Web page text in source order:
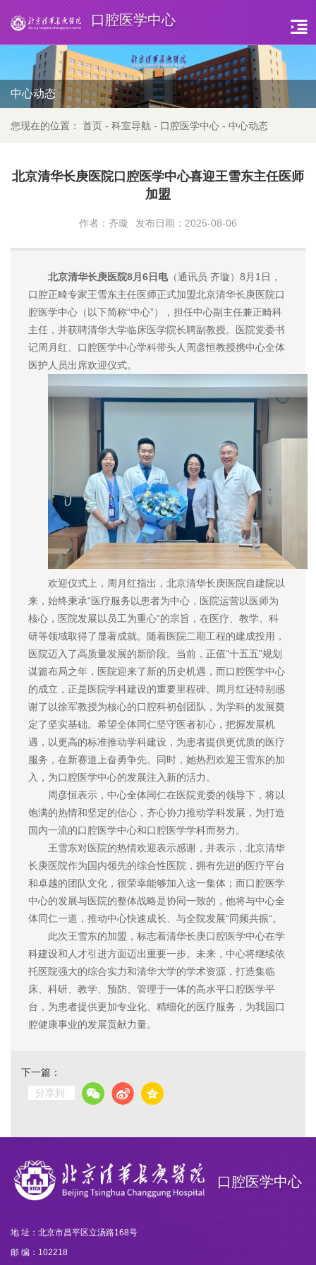
口腔医学中心
中心动态
您现在的位置： 首页 - 科室导航 - 口腔医学中心 - 中心动态
北京清华长庚医院口腔医学中心喜迎王雪东主任医师
加盟
作者：齐璇 发布日期：2025-08-06
北京清华长庚医院8月6日电（通讯员 齐璇）8月1日，
口腔正畸专家王雪东主任医师正式加盟北京清华长庚医院口
腔医学中心（以下简称“中心”），担任中心副主任兼正畸科
主任，并获聘清华大学临床医学院长聘副教授。医院党委书
记周月红、口腔医学中心学科带头人周彦恒教授携中心全体
医护人员出席欢迎仪式。
欢迎仪式上，周月红指出，北京清华长庚医院自建院以
来，始终秉承“医疗服务以患者为中心，医院运营以医师为
核心，医院发展以员工为重心”的宗旨，在医疗、教学、科
研等领域取得了显著成就。随着医院二期工程的建成投用，
医院迈入了高质量发展的新阶段。当前，正值“十五五”规划
谋篇布局之年，医院迎来了新的历史机遇，而口腔医学中心
的成立，正是医院学科建设的重要里程碑。周月红还特别感
谢了以徐军教授为核心的口腔科初创团队，为学科的发展奠
定了坚实基础。希望全体同仁坚守医者初心，把握发展机
遇，以更高的标准推动学科建设，为患者提供更优质的医疗
服务，在新赛道上奋勇争先。同时，她热烈欢迎王雪东的加
入，为口腔医学中心的发展注入新的活力。
周彦恒表示，中心全体同仁在医院党委的领导下，将以
饱满的热情和坚定的信心，齐心协力推动学科发展，为打造
国内一流的口腔医学中心和口腔医学学科而努力。
王雪东对医院的热情欢迎表示感谢，并表示，北京清华
长庚医院作为国内领先的综合性医院，拥有先进的医疗平台
和卓越的团队文化，很荣幸能够加入这一集体；而口腔医学
中心的发展与医院的整体战略是协同一致的，他将与中心全
体同仁一道，推动中心快速成长、与全院发展“同频共振“。
此次王雪东的加盟，标志着清华长庚口腔医学中心在学
科建设和人才引进方面迈出重要一步。未来，中心将继续依
托医院强大的综合实力和清华大学的学术资源，打造集临
床、科研、教学、预防、管理于一体的高水平口腔医学平
台，为患者提供更加专业化、精细化的医疗服务，为我国口
腔健康事业的发展贡献力量。
下一篇：
分享到:
口腔医学中心
地 址：北京市昌平区立汤路168号
邮 编：102218